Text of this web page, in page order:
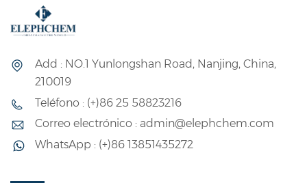
Add : NO.1 Yunlongshan Road, Nanjing, China,
210019
Teléfono : (+)86 25 58823216
Correo electrónico : admin@elephchem.com
WhatsApp : (+)86 13851435272